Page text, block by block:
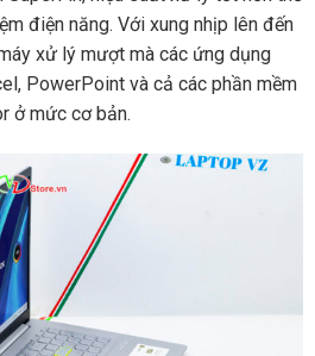
điện năng. Với xung nhịp lên đến
xử lý mượt mà các ứng dụng
PowerPoint và cả các phần mềm
ở mức cơ bản.